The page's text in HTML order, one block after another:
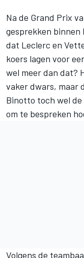
Na de Grand Prix
gesprekken binnen
dat Leclerc en
koers lagen voor
wel meer dan dat?
vaker dwars, maar
Binotto toch wel
om te bespreken
Volgens de